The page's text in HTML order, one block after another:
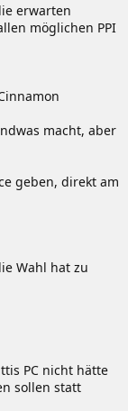
erwarten
möglichen PPI
macht, aber
geben, direkt am
Wahl hat zu
PC nicht hätte
sollen statt